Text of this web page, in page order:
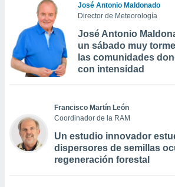
José Antonio Maldonado
Director de Meteorología
José Antonio
un sábado muy
las comunidades
con intensidad
Francisco Martín León
Coordinador de la RAM
Un estudio innovador
dispersores de semillas
regeneración forestal